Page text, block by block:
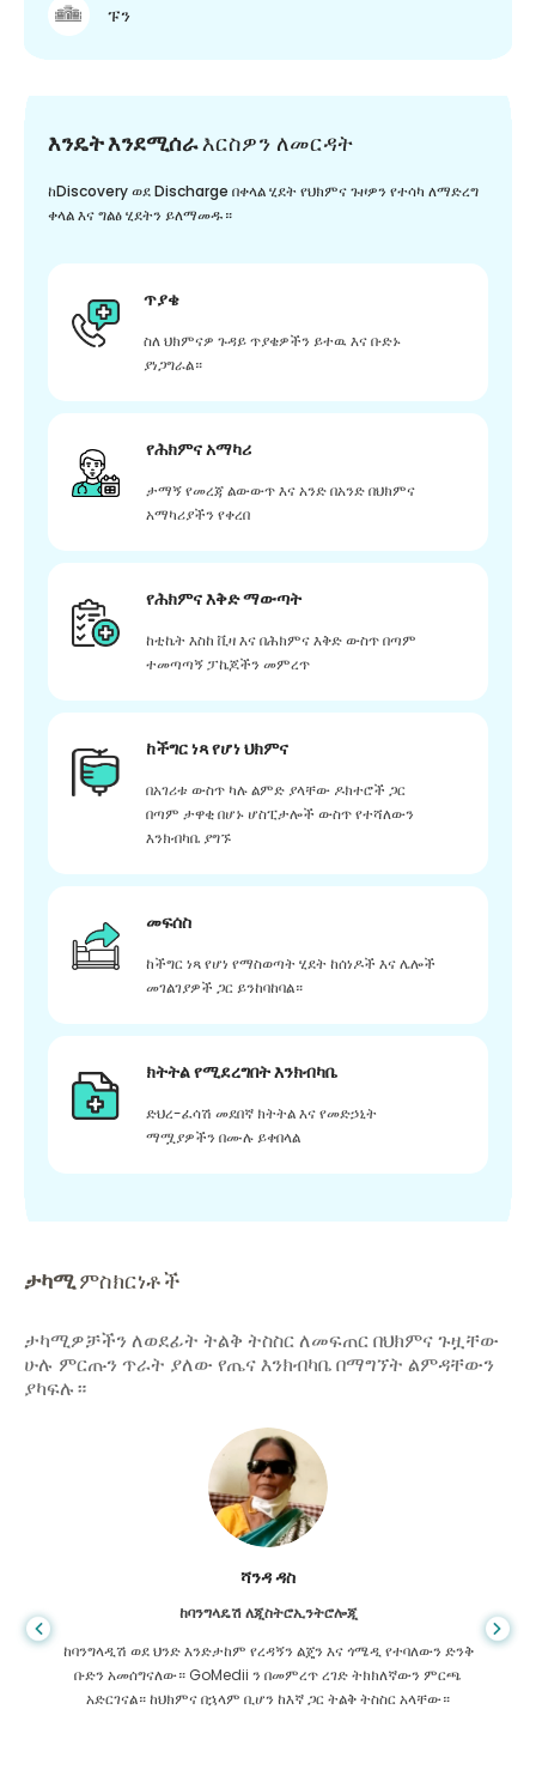
ፑን
እንዴት እንደሚሰራእርስዎን ለመርዳት
ከDiscovery ወደ Discharge በቀላል ሂደት የህክምና ጉዞዎን የተሳካ ለማድረግ
ቀላል እና ግልፅ ሂደትን ይለማመዱ።
ጥያቄ
ስለ ህክምናዎ ጉዳይ ጥያቄዎችን ይተዉ እና ቡድኑ
ያነጋግራል።
የሕክምና አማካሪ
ታማኝ የመረጃ ልውውጥ እና አንድ በአንድ በህክምና
አማካሪያችን የቀረበ
የሕክምና እቅድ ማውጣት
ከቲኬት እስከ ቪዛ እና በሕክምና እቅድ ውስጥ በጣም
ተመጣጣኝ ፓኬጆችን መምረጥ
ከችግር ነጻ የሆነ ህክምና
በአገሪቱ ውስጥ ካሉ ልምድ ያላቸው ዶክተሮች ጋር
በጣም ታዋቂ በሆኑ ሆስፒታሎች ውስጥ የተሻለውን
እንክብካቤ ያግኙ
መፍሰስ
ከችግር ነጻ የሆነ የማስወጣት ሂደት ከሰነዶች እና ሌሎች
መገልገያዎች ጋር ይንከባከባል።
ክትትል የሚደረግበት እንክብካቤ
ድህረ-ፈሳሽ መደበኛ ክትትል እና የመድኃኒት
ማሟያዎችን በሙሉ ይቀበላል
ታካሚምስክርነቶች
ታካሚዎቻችን ለወደፊት ትልቅ ትስስር ለመፍጠር በህክምና ጉዟቸው
ሁሉ ምርጡን ጥራት ያለው የጤና እንክብካቤ በማግኘት ልምዳቸውን
ያካፍሉ።
ሻንዳ ዳስ
ከባንግላዴሽ ለጂስትሮኢንትሮሎጂ
ከባንግላዲሽ ወደ ህንድ እንድታከም የረዳኝን ልጄን እና ጎሜዲ የተባለውን ድንቅ
ቡድን አመሰግናለው። GoMedii ን በመምረጥ ረገድ ትክክለኛውን ምርጫ
አድርገናል። ከህክምና በኋላም ቢሆን ከእኛ ጋር ትልቅ ትስስር አላቸው።